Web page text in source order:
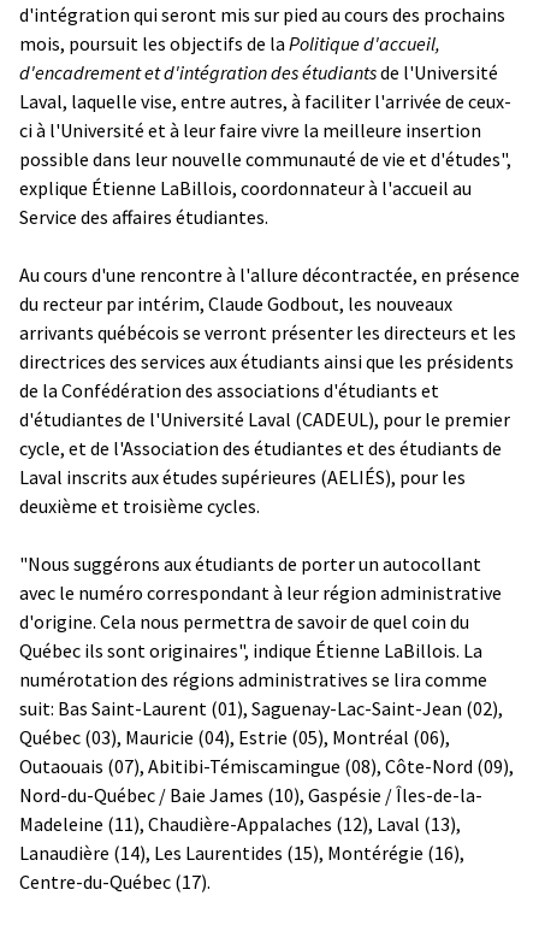
d'intégration qui seront mis sur pied au cours des prochains
mois, poursuit les objectifs de la Politique d'accueil,
d'encadrement et d'intégration des étudiantsde l'Université
Laval, laquelle vise, entre autres, à faciliter l'arrivée de ceux-
ci à l'Université et à leur faire vivre la meilleure insertion
possible dans leur nouvelle communauté de vie et d'études",
explique Étienne LaBillois, coordonnateur à l'accueil au
Service des affaires étudiantes.
Au cours d'une rencontre à l'allure décontractée, en présence
du recteur par intérim, Claude Godbout, les nouveaux
arrivants québécois se verront présenter les directeurs et les
directrices des services aux étudiants ainsi que les présidents
de la Confédération des associations d'étudiants et
d'étudiantes de l'Université Laval (CADEUL), pour le premier
cycle, et de l'Association des étudiantes et des étudiants de
Laval inscrits aux études supérieures (AELIÉS), pour les
deuxième et troisième cycles.
"Nous suggérons aux étudiants de porter un autocollant
avec le numéro correspondant à leur région administrative
d'origine. Cela nous permettra de savoir de quel coin du
Québec ils sont originaires", indique Étienne LaBillois. La
numérotation des régions administratives se lira comme
suit: Bas Saint-Laurent (01), Saguenay-Lac-Saint-Jean (02),
Québec (03), Mauricie (04), Estrie (05), Montréal (06),
Outaouais (07), Abitibi-Témiscamingue (08), Côte-Nord (09),
Nord-du-Québec / Baie James (10), Gaspésie / Îles-de-la-
Madeleine (11), Chaudière-Appalaches (12), Laval (13),
Lanaudière (14), Les Laurentides (15), Montérégie (16),
Centre-du-Québec (17).